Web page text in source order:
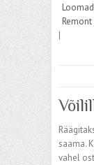
Loomad
|
saama.
vahel